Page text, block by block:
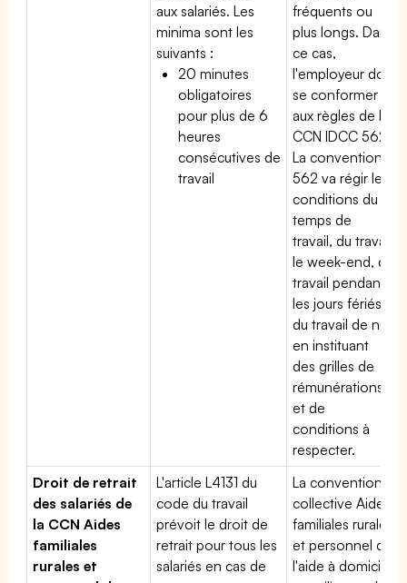
aux salariés. Les
minima sont les
suivants :
20 minutes
obligatoires
pour plus de 6
heures
consécutives de
travail
fréquents ou
plus longs. Dans
ce cas,
l'employeur doit
se conformer
aux règles de la
CCN IDCC 562.
La convention
562 va régir les
conditions du
temps de
travail, du travail
le week-end, du
travail pendant
les jours fériés,
du travail de nuit
en instituant
des grilles de
rémunérations
et de
conditions à
respecter.
Droit de retrait
des salariés de
la CCN Aides
familiales
rurales et
L'article L4131 du
code du travail
prévoit le droit de
retrait pour tous les
salariés en cas de
La convention
collective Aides
familiales rurales
et personnel de
l'aide à domicile